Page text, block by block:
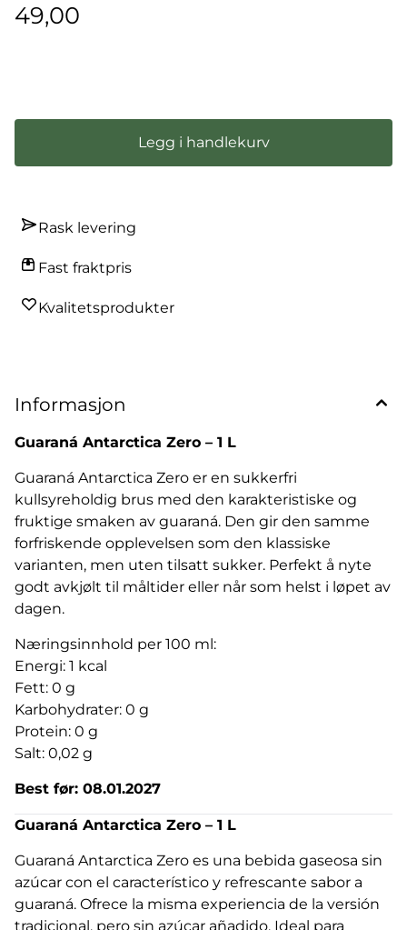
49,00
Legg i handlekurv
Rask levering
Fast fraktpris
Kvalitetsprodukter
Informasjon
Guaraná Antarctica Zero – 1 L
Guaraná Antarctica Zero er en sukkerfri
kullsyreholdig brus med den karakteristiske og
fruktige smaken av guaraná. Den gir den samme
forfriskende opplevelsen som den klassiske
varianten, men uten tilsatt sukker. Perfekt å nyte
godt avkjølt til måltider eller når som helst i løpet av
dagen.
Næringsinnhold per 100 ml:
Energi: 1 kcal
Fett: 0 g
Karbohydrater: 0 g
Protein: 0 g
Salt: 0,02 g
Best før: 08.01.2027
Guaraná Antarctica Zero – 1 L
Guaraná Antarctica Zero es una bebida gaseosa sin
azúcar con el característico y refrescante sabor a
guaraná. Ofrece la misma experiencia de la versión
tradicional, pero sin azúcar añadido. Ideal para